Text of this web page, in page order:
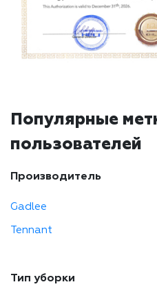
Популярные
пользователей
Производитель
Gadlee
Tennant
Тип уборки